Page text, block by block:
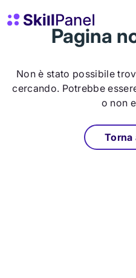
SkillPanel homepage
Pagina
Non è stato possibile
cercando. Potrebbe
o non
Torna